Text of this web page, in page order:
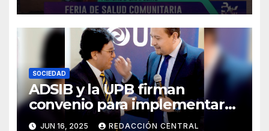
SOCIEDAD
ADSIB y la UPB firman
convenio para implementar
certificados digitales
JUN 16, 2025 REDACCIÓN CENTRAL